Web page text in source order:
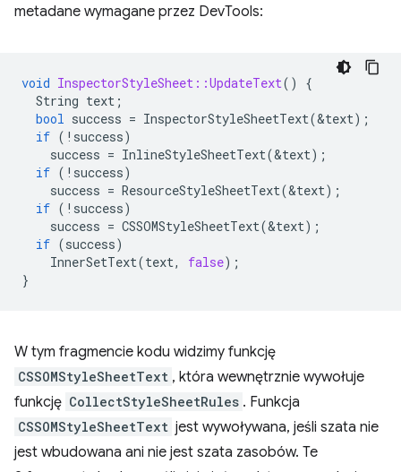
metadane wymagane przez DevTools:
void InspectorStyleSheet::UpdateText()
{
String text ;
bool success = InspectorStyleSheetText(&text);
if ( ! success)
success = InlineStyleSheetText(&text);
if ( ! success)
success = ResourceStyleSheetText(&text);
if ( ! success)
success = CSSOMStyleSheetText(&text);
if (success)
InnerSetText(text, false);
}
W tym fragmencie kodu widzimy funkcję
CSSOMStyleSheetText , która wewnętrznie wywołuje
funkcję CollectStyleSheetRules . Funkcja
CSSOMStyleSheetText jest wywoływana, jeśli szata nie
jest wbudowana ani nie jest szata zasobów. Te